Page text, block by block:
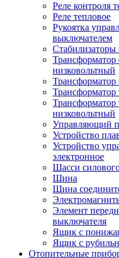
Реле контроля
Реле тепловое
Рукоятка
выключателем
низковольтный
Трансформатор
Трансформатор
Трансформатор
низковольтный
Управляющий
Устройство
Устройство
электронное
Шасси
Шина
Шина
Элемент
выключателя
Ящик с
Ящик с
Отопительные